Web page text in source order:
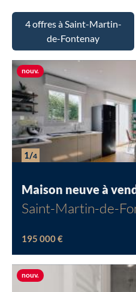
4 offres à Saint-Martin-
de-Fontenay
1/4
Maison neuve à
Saint-Martin-de-
195 000 €
nouv.Nouvelle offre
nouv.Nouvelle offre